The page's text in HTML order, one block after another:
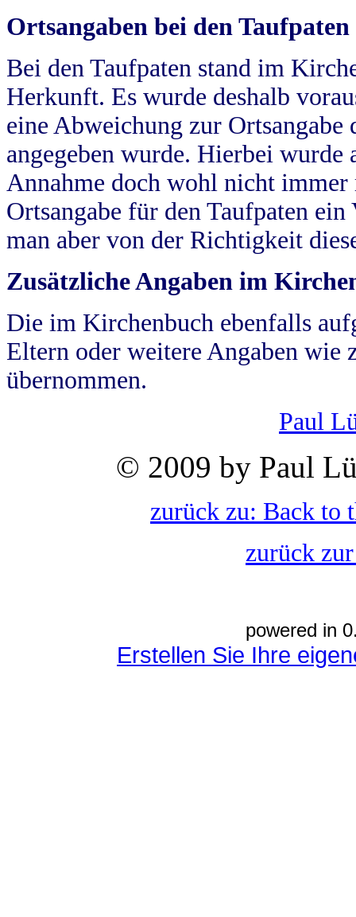
Ortsangaben bei den Taufpaten
Bei den Taufpaten stand im
Herkunft. Es wurde deshalb
eine Abweichung zur
angegeben wurde. Hierbei wurde
Annahme doch wohl nicht
Ortsangabe für den Taufpaten
man aber von der Richtigkeit
Zusätzliche Angaben im
Die im Kirchenbuch ebenfalls
Eltern oder weitere Angaben wie
übernommen.
Paul
© 2009 by Paul
zurück zu: Back to
zurück
powered in
Erstellen Sie Ihre